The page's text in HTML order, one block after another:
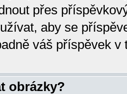
přes
aby se
váš příspěvek v
obrázky?